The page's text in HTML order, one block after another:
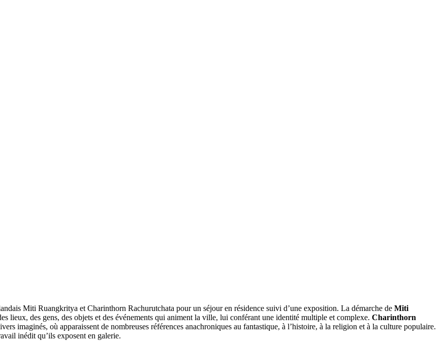
Miti Ruangkritya et Charinthorn Rachurutchata pour un séjour en résidence suivi d’une exposition. La démarche de Miti
lieux, des gens, des objets et des événements qui animent la ville, lui conférant une identité multiple et complexe. Charinthorn
imaginés, où apparaissent de nombreuses références anachroniques au fantastique, à l’histoire, à la religion et à la culture populaire.
inédit qu’ils exposent en galerie.